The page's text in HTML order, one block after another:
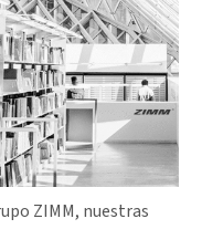
ZIMM, nuestras